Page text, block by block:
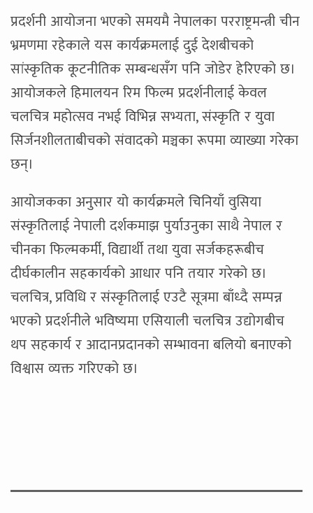
प्रदर्शनी आयोजना भएको समयमै नेपालका परराष्ट्रमन्त्री चीन
भ्रमणमा रहेकाले यस कार्यक्रमलाई दुई देशबीचको
सांस्कृतिक कूटनीतिक सम्बन्धसँग पनि जोडेर हेरिएको छ।
आयोजकले हिमालयन रिम फिल्म प्रदर्शनीलाई केवल
चलचित्र महोत्सव नभई विभिन्न सभ्यता, संस्कृति र युवा
सिर्जनशीलताबीचको संवादको मञ्चका रूपमा व्याख्या गरेका
छन्।
आयोजकका अनुसार यो कार्यक्रमले चिनियाँ वुसिया
संस्कृतिलाई नेपाली दर्शकमाझ पुर्याउनुका साथै नेपाल र
चीनका फिल्मकर्मी, विद्यार्थी तथा युवा सर्जकहरूबीच
दीर्घकालीन सहकार्यको आधार पनि तयार गरेको छ।
चलचित्र, प्रविधि र संस्कृतिलाई एउटै सूत्रमा बाँध्दै सम्पन्न
भएको प्रदर्शनीले भविष्यमा एसियाली चलचित्र उद्योगबीच
थप सहकार्य र आदानप्रदानको सम्भावना बलियो बनाएको
विश्वास व्यक्त गरिएको छ।